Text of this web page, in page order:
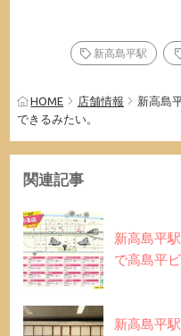
新高島平駅
HOME 店舗情報
新高島
できるみたい。
関連記事
新高島平
で高島平
新高島平